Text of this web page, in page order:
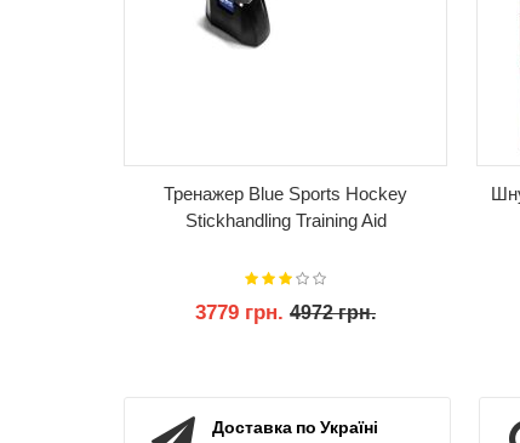
Тренажер Blue Sports Hockey
Stickhandling Training Aid
3779 грн. 4972 грн.
Доставка по Україні